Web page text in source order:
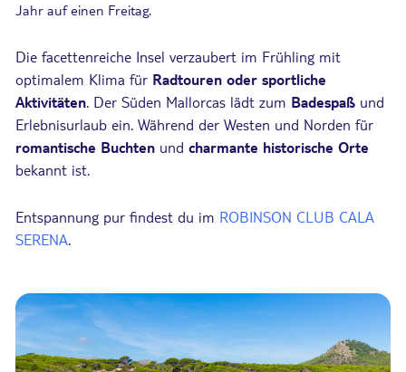
Jahr auf einen Freitag.
Die facettenreiche Insel verzaubert im Frühling mit
optimalem Klima für Radtouren oder sportliche
Aktivitäten. Der Süden Mallorcas lädt zum Badespaß und
Erlebnisurlaub ein. Während der Westen und Norden für
romantische Buchten und charmante historische Orte
bekannt ist.
Entspannung pur findest du im ROBINSON CLUB CALA
SERENA.